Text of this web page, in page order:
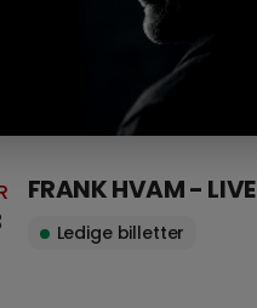
FRANK HVAM -
Ledige billetter